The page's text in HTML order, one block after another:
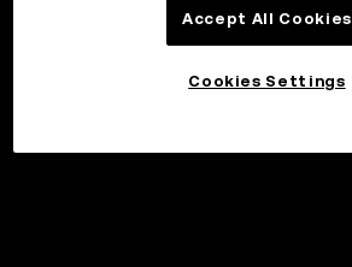
Accept All Cookies
Cookies Settings